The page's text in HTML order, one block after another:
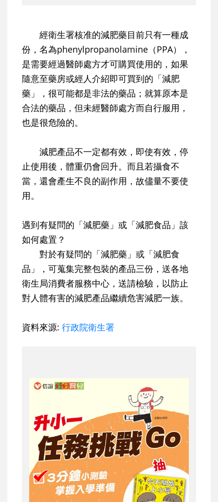
經衛生署核准的減肥藥目前只有一種成
份，名為phenylpropanolamine（PPA），
是需要經過醫師處方才可購買使用的，如果
隨意至藥房或經人介紹即可買到的「減肥
藥」，很可能都是非法的藥品；就算原本是
合法的藥品，但未經醫師處方而自行服用，
也是很危險的。
減肥產品不一定都有效，即使有效，停
止使用後，體重仍會回升。而且若攝食不
當，還會產生不良的副作用，故儘量不要使
用。
遇到有疑問的「減肥藥」或「減肥食品」該
如何處置？
對於有疑問的「減肥藥」或「減肥食
品」，可蒐集完整包裝的產品三份，送各地
衛生局消費者服務中心，送請檢驗，以防止
對人體有害的減肥產品繼續危害減肥一族。
資料來源: 行政院衛生署